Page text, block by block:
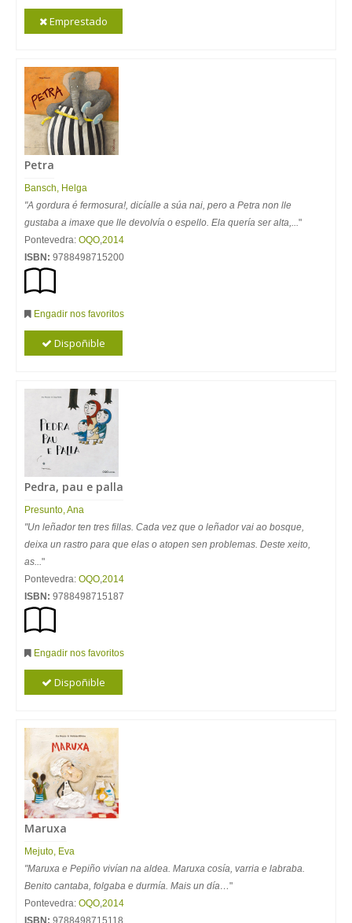
Emprestado
Petra
Bansch, Helga
"A gordura é fermosura!, dicíalle a súa nai, pero a Petra non lle
gustaba a imaxe que lle devolvía o espello. Ela quería ser alta,..."
Pontevedra: OQO,2014
ISBN: 9788498715200
Engadir nos favoritos
Dispoñible
Pedra, pau e palla
Presunto, Ana
"Un leñador ten tres fillas. Cada vez que o leñador vai ao bosque,
deixa un rastro para que elas o atopen sen problemas. Deste xeito,
as..."
Pontevedra: OQO,2014
ISBN: 9788498715187
Engadir nos favoritos
Dispoñible
Maruxa
Mejuto, Eva
"Maruxa e Pepiño vivían na aldea. Maruxa cosía, varria e labraba.
Benito cantaba, folgaba e durmía. Mais un día…"
Pontevedra: OQO,2014
ISBN: 9788498715118